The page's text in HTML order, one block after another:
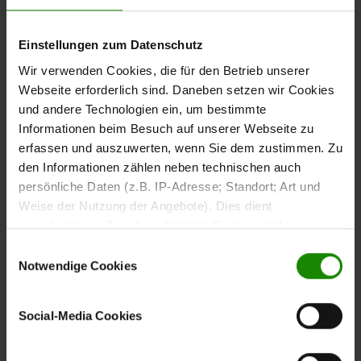
Einstellungen zum Datenschutz
Wir verwenden Cookies, die für den Betrieb unserer
Webseite erforderlich sind. Daneben setzen wir Cookies
und andere Technologien ein, um bestimmte
Informationen beim Besuch auf unserer Webseite zu
erfassen und auszuwerten, wenn Sie dem zustimmen. Zu
den Informationen zählen neben technischen auch
persönliche Daten (z.B. IP-Adresse; Standort; Art und
Weise der Nutzung der Angebote). Dies dient
verschiedenen Zwecken: Statistik Cookies helfen uns zu
nutzen, indem sie Informationen sammeln und sie
anonymisiert für statistische Zwecke auszuwerten.
Marketing Cookies helfen uns, Ihnen personalisierte
Werbung anzuzeigen. Social-Media-Cookies ermöglichen
Notwendige Cookies
Social-Media Cookies
ergonomischer Hebehilfe
Dasextra lange Kopf- und Fußteil
beim unabhängig voneinander manuell verstellen. Die
integrierte
Hebehilfe
sorgt dabei für eine mühelose,
rückenschonende Bedienung – perfekt, wenn du dich
beim Lesen, Entspannen oder zur Beinentlastung einfach
zurücklehnen möchtest.
Hochwertige Materialien
und langlebige Stabilität
Buchenholz ist besonders robust, verzugsfrei und auf
und ca.